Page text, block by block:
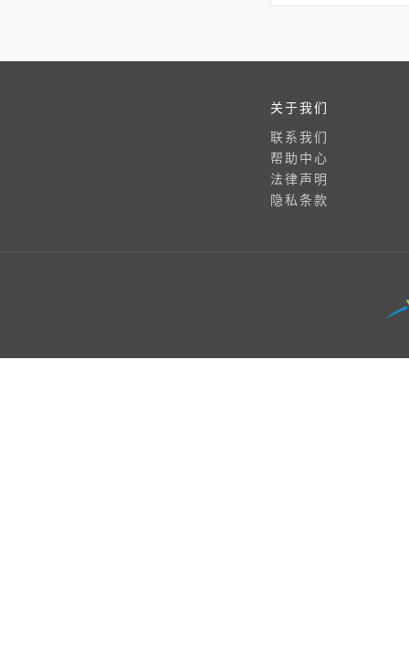
关于我们
联系我们
帮助中心
法律声明
隐私条款